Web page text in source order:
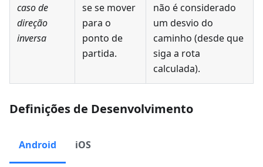
caso de
direção
inversa
se se mover
para o
ponto de
partida.
não é considerado
um desvio do
caminho (desde que
siga a rota
calculada).
Definições de Desenvolvimento
Android iOS